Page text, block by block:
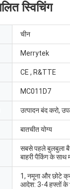
स्विचिंग
चीन
Merrytek
CE , R&TTE
MC011D7
उत्पादन बंद करो,
बातचीत योग्य
सबसे पहले बुलबुला
बाहरी पैकिंग के साथ
1, नमूना और छोटे
आदेश: 3-4 हफ्तों के